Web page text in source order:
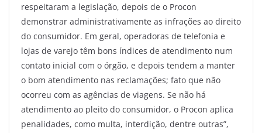
respeitaram a legislação, depois de o Procon
demonstrar administrativamente as infrações ao direito
do consumidor. Em geral, operadoras de telefonia e
lojas de varejo têm bons índices de atendimento num
contato inicial com o órgão, e depois tendem a manter
o bom atendimento nas reclamações; fato que não
ocorreu com as agências de viagens. Se não há
atendimento ao pleito do consumidor, o Procon aplica
penalidades, como multa, interdição, dentre outras”,